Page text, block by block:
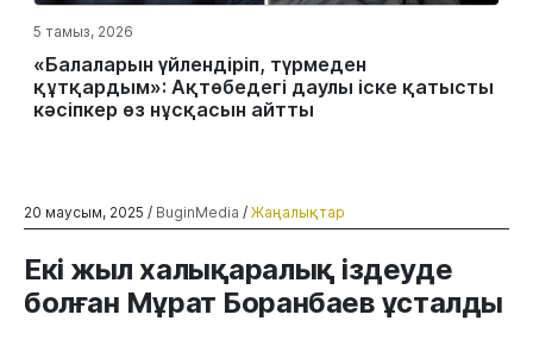
5 тамыз, 2026
«Балаларын үйлендіріп, түрмеден
құтқардым»: Ақтөбедегі даулы іске қатысты
кәсіпкер өз нұсқасын айтты
20 маусым, 2025 / BuginMedia / Жаңалықтар
Екі жыл халықаралық іздеуде
болған Мұрат Боранбаев ұсталды